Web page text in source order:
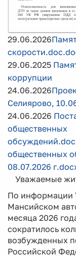
29.06.2026
29.06.2025
коррупции
24.06.2026
Селиярово,
24.06.2026
общественных
общественных
08.07.2026
Уважаемые
По информации
Мансийском
месяца 2026
сократилось
возбужденных
Российской